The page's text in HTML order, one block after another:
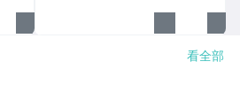
看全部